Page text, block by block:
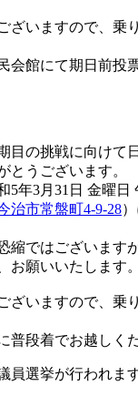
ざいますので、乗
館にて期日前投
目の挑戦に向けて
とうございます。
5年3月31日 金曜日
治市常盤町4-9-28
縮ではございます
お願いいたします。
ざいますので、乗
段着でお越しくだ
員選挙が行われま